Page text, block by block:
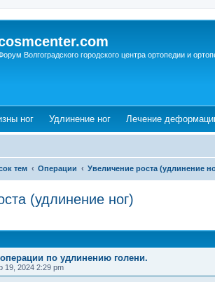
Волгоградского городского центра ортопедии и
ног(Opens a new tab)
Удлинение ног(Opens a new tab)
Лечение
тем Операции Увеличение роста (удлинение
(удлинение ног)
по удлинению голени.
19, 2024 2:29 pm